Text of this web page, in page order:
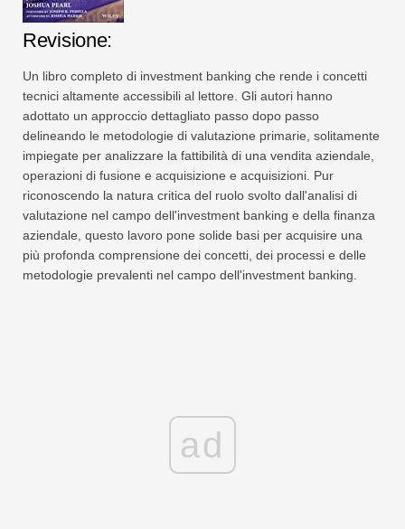
Revisione:
Un libro completo di investment banking che rende i concetti
tecnici altamente accessibili al lettore. Gli autori hanno
adottato un approccio dettagliato passo dopo passo
delineando le metodologie di valutazione primarie, solitamente
impiegate per analizzare la fattibilità di una vendita aziendale,
operazioni di fusione e acquisizione e acquisizioni. Pur
riconoscendo la natura critica del ruolo svolto dall'analisi di
valutazione nel campo dell'investment banking e della finanza
aziendale, questo lavoro pone solide basi per acquisire una
più profonda comprensione dei concetti, dei processi e delle
metodologie prevalenti nel campo dell'investment banking.
ad